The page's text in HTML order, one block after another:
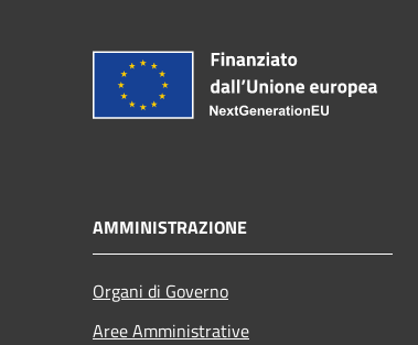
AMMINISTRAZIONE
Organi di Governo
Aree Amministrative